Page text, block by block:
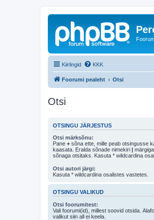
Kiirlingid KKK
Foorumi pealeht Otsi
Otsi
OTSINGU JÄRJESTUS
Otsi märksõnu:
Pane + sõna ette, mille peab otsingusse
kaasata. Eralda sõnade nimekiri | märgiga ja
sõnaga otsitaks. Kasuta * wildcardina
Otsi autori järgi:
Kasuta * wildcardina osalistes vastetes.
OTSINGU VALIKUD
Otsi foorumitest:
Vali foorumi(id), millest soovid otsida.
valikut siin all ei keela.